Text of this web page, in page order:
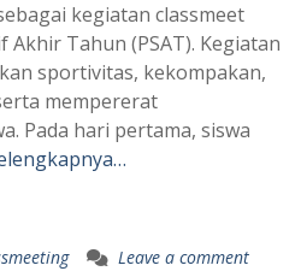
kegiatan classmeet
Akhir Tahun (PSAT). Kegiatan
sportivitas, kekompakan,
mempererat
Pada hari pertama, siswa
Leave a comment